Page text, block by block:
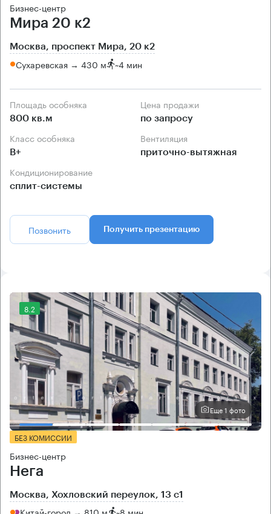
Бизнес-центр
Мира 20 к2
Москва, проспект Мира, 20 к2
Сухаревская → 430 м ~4 мин
Площадь особняка
800 кв.м
Цена продажи
по запросу
Класс особняка
B+
Вентиляция
приточно-вытяжная
Кондиционирование
сплит-системы
Позвонить Получить презентацию
8.2
Еще 1 фото
БЕЗ КОМИССИИ
Бизнес-центр
Нега
Москва, Хохловский переулок, 13 с1